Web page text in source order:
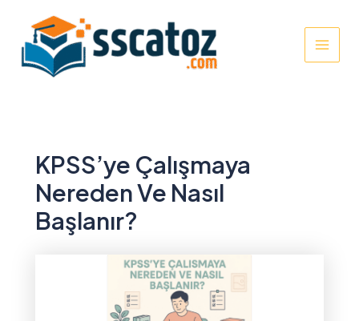
KPSS’ye Çalışmaya
Nereden Ve Nasıl
Başlanır?